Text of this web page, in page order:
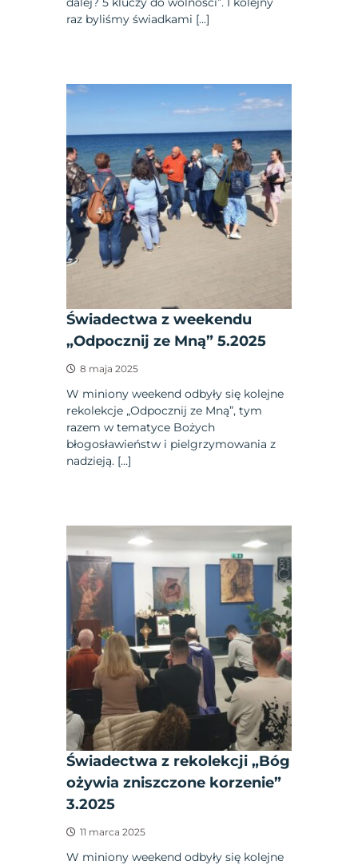
raz byliśmy świadkami […]
Świadectwa z weekendu
„Odpocznij ze Mną” 5.2025
8 maja 2025
W miniony weekend odbyły się kolejne
rekolekcje „Odpocznij ze Mną”, tym
razem w tematyce Bożych
błogosławieństw i pielgrzymowania z
nadzieją. […]
Świadectwa z rekolekcji „Bóg
ożywia zniszczone korzenie”
3.2025
11 marca 2025
W miniony weekend odbyły się kolejne